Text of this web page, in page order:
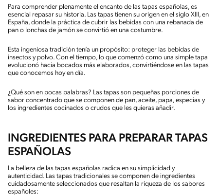
Para comprender plenamente el encanto de las tapas españolas, es
esencial repasar su historia. Las tapas tienen su origen en el siglo XIII, en
España, donde la práctica de cubrir las bebidas con una rebanada de
pan o lonchas de jamón se convirtió en una costumbre.
Esta ingeniosa tradición tenía un propósito: proteger las bebidas de
insectos y polvo. Con el tiempo, lo que comenzó como una simple tapa
evolucionó hacia bocados más elaborados, convirtiéndose en las tapas
que conocemos hoy en día.
¿Qué son en pocas palabras? Las tapas son pequeñas porciones de
sabor concentrado que se componen de pan, aceite, papa, especias y
los ingredientes cocinados o crudos que les quieras añadir.
INGREDIENTES PARA PREPARAR TAPAS
ESPAÑOLAS
La belleza de las tapas españolas radica en su simplicidad y
autenticidad. Las tapas tradicionales se componen de ingredientes
cuidadosamente seleccionados que resaltan la riqueza de los sabores
españoles: